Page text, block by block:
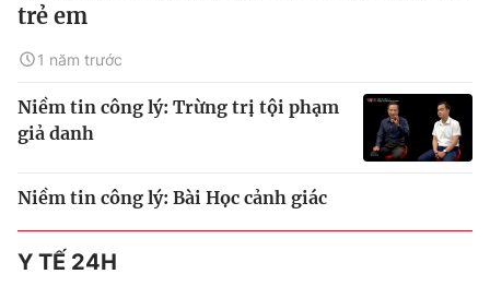
trẻ em
1 năm trước
Niềm tin công lý: Trừng trị tội phạm
giả danh
Niềm tin công lý: Bài Học cảnh giác
Y TẾ 24H